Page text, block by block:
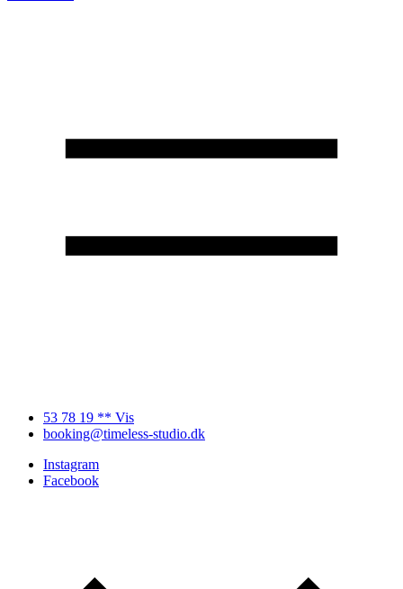
53 78 19 ** Vis
booking@timeless-studio.dk
Instagram
Facebook